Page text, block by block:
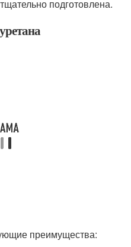
подготовлена.
преимущества: